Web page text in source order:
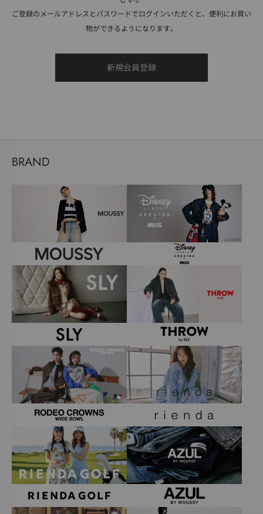
ご登録のメールアドレスとパスワードでログインいただくと、便利にお買い
物ができるようになります。
BRAND